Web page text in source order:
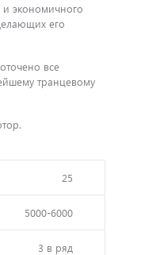
экономичного
его
все
транцевому
25
5000-6000
3 в ряд